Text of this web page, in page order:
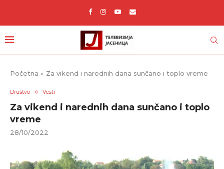
Početna » Za vikend i narednih dana sunčano i toplo vreme
Društvo Vesti
Za vikend i narednih dana sunčano i toplo
vreme
28/10/2022